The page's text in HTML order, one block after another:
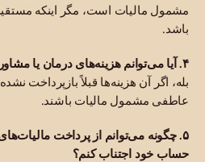
مشمول مالیات است، مگر اینکه
باشد.
۴. آیا می‌توانم هزینه‌های درمان یا مشاوره را کسر کنم؟
بله، اگر آن هزینه‌ها قبلاً بازپرداخت
عاطفی مشمول مالیات باشند.
۵. چگونه می‌توانم از پرداخت
حساب خود اجتناب کنم؟